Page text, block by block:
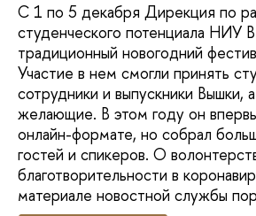
С 1 по 5 декабря Дирекция по
студенческого потенциала НИУ
традиционный новогодний
Участие в нем смогли принять
сотрудники и выпускники Вышки,
желающие. В этом году он
онлайн-формате, но собрал
гостей и спикеров. О
благотворительности в
материале новостной службы